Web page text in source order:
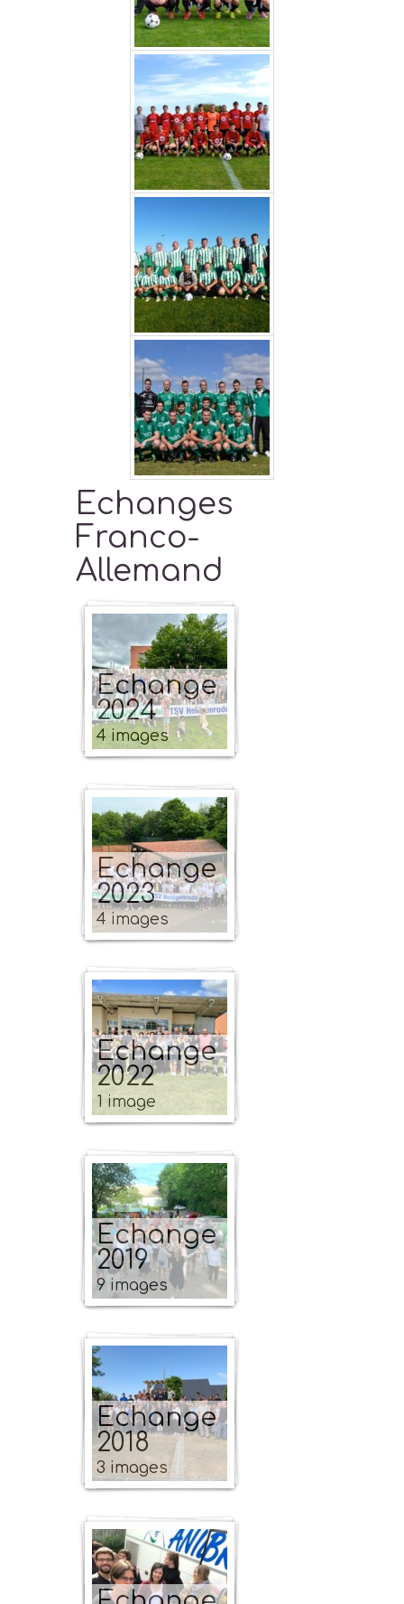
Echanges
Franco-
Allemand
Echange
2024
4 images
Echange
2023
4 images
Echange
2022
1 image
Echange
2019
9 images
Echange
2018
3 images